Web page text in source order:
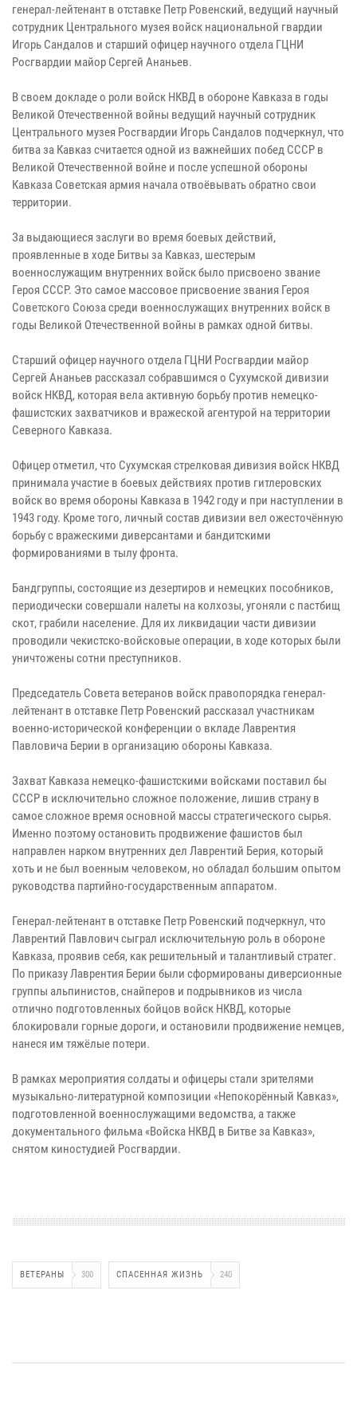
генерал-лейтенант в отставке Петр Ровенский, ведущий научный
сотрудник Центрального музея войск национальной гвардии
Игорь Сандалов и старший офицер научного отдела ГЦНИ
Росгвардии майор Сергей Ананьев.
В своем докладе о роли войск НКВД в обороне Кавказа в годы
Великой Отечественной войны ведущий научный сотрудник
Центрального музея Росгвардии Игорь Сандалов подчеркнул, что
битва за Кавказ считается одной из важнейших побед СССР в
Великой Отечественной войне и после успешной обороны
Кавказа Советская армия начала отвоёвывать обратно свои
территории.
За выдающиеся заслуги во время боевых действий,
проявленные в ходе Битвы за Кавказ, шестерым
военнослужащим внутренних войск было присвоено звание
Героя СССР. Это самое массовое присвоение звания Героя
Советского Союза среди военнослужащих внутренних войск в
годы Великой Отечественной войны в рамках одной битвы.
Старший офицер научного отдела ГЦНИ Росгвардии майор
Сергей Ананьев рассказал собравшимся о Сухумской дивизии
войск НКВД, которая вела активную борьбу против немецко-
фашистских захватчиков и вражеской агентурой на территории
Северного Кавказа.
Офицер отметил, что Сухумская стрелковая дивизия войск НКВД
принимала участие в боевых действиях против гитлеровских
войск во время обороны Кавказа в 1942 году и при наступлении в
1943 году. Кроме того, личный состав дивизии вел ожесточённую
борьбу с вражескими диверсантами и бандитскими
формированиями в тылу фронта.
Бандгруппы, состоящие из дезертиров и немецких пособников,
периодически совершали налеты на колхозы, угоняли с пастбищ
скот, грабили население. Для их ликвидации части дивизии
проводили чекистско-войсковые операции, в ходе которых были
уничтожены сотни преступников.
Председатель Совета ветеранов войск правопорядка генерал-
лейтенант в отставке Петр Ровенский рассказал участникам
военно-исторической конференции о вкладе Лаврентия
Павловича Берии в организацию обороны Кавказа.
Захват Кавказа немецко-фашистскими войсками поставил бы
СССР в исключительно сложное положение, лишив страну в
самое сложное время основной массы стратегического сырья.
Именно поэтому остановить продвижение фашистов был
направлен нарком внутренних дел Лаврентий Берия, который
хоть и не был военным человеком, но обладал большим опытом
руководства партийно-государственным аппаратом.
Генерал-лейтенант в отставке Петр Ровенский подчеркнул, что
Лаврентий Павлович сыграл исключительную роль в обороне
Кавказа, проявив себя, как решительный и талантливый стратег.
По приказу Лаврентия Берии были сформированы диверсионные
группы альпинистов, снайперов и подрывников из числа
отлично подготовленных бойцов войск НКВД, которые
блокировали горные дороги, и остановили продвижение немцев,
нанеся им тяжёлые потери.
В рамках мероприятия солдаты и офицеры стали зрителями
музыкально-литературной композиции «Непокорённый Кавказ»,
подготовленной военнослужащими ведомства, а также
документального фильма «Войска НКВД в Битве за Кавказ»,
снятом киностудией Росгвардии.
ВЕТЕРАНЫ 300 СПАСЕННАЯ ЖИЗНЬ 240